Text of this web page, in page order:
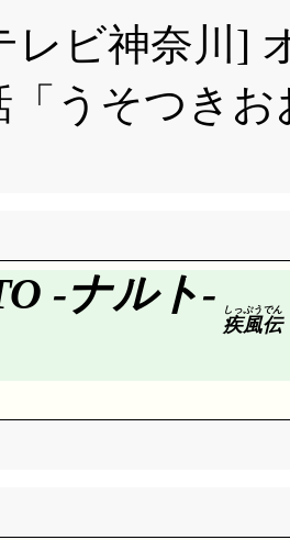
レビ神奈川]
「うそつき
-ナルト-
疾風伝
しっぷう でん